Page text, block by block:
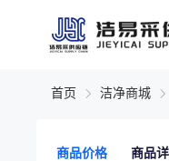
首页 洁净商城
商品价格 商品